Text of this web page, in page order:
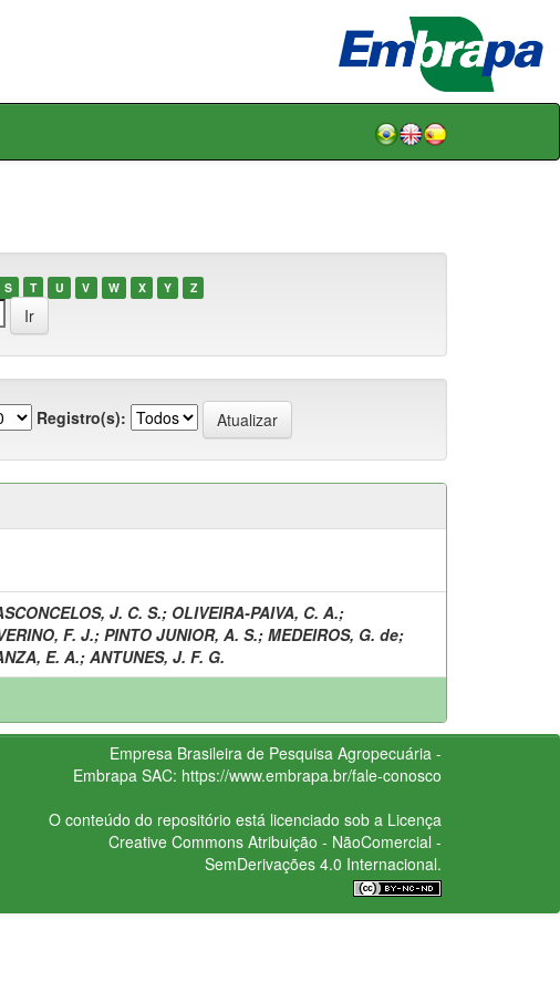
S T U V W X Y Z
Registro(s):
J. C. S.; OLIVEIRA-PAIVA, C. A.;
F. J.; PINTO JUNIOR, A. S.; MEDEIROS, G. de;
E. A.; ANTUNES, J. F. G.
Empresa Brasileira de Pesquisa Agropecuária -
Embrapa SAC: https://www.embrapa.br/fale-conosco
O conteúdo do repositório está licenciado sob a Licença
Creative CommonsAtribuição - NãoComercial -
SemDerivações 4.0 Internacional.